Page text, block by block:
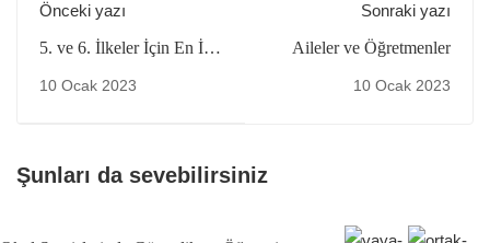
Önceki yazı
5. ve 6. İlkeler İçin En İyi
10 Ocak 2023
Sonraki yazı
Aileler ve Öğretmenler
10 Ocak 2023
Şunları da sevebilirsiniz